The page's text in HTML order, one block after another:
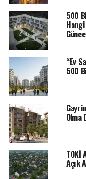
arsalarının tamamı
edilecek.Ucuz TOKİ
% 25 peşin –
% 40 peşin –
Peşin Ödemede %
Nisan 2025
il ve ilçelerde, çeşitli
hakkında tüm
internet sitesi
ETIKETLER EMLAK
SONRAKI
500
“Ev
500
Olma
TOKİ
Açık